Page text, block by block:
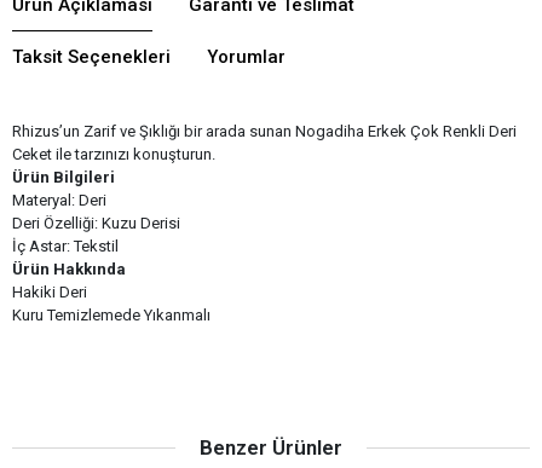
Ürün Açıklaması Garanti ve Teslimat
Taksit Seçenekleri Yorumlar
Rhizus’un Zarif ve Şıklığı bir arada sunan Nogadiha Erkek Çok Renkli Deri
Ceket ile tarzınızı konuşturun.
Ürün Bilgileri
Materyal: Deri
Deri Özelliği: Kuzu Derisi
İç Astar: Tekstil
Ürün Hakkında
Hakiki Deri
Kuru Temizlemede Yıkanmalı
Benzer Ürünler